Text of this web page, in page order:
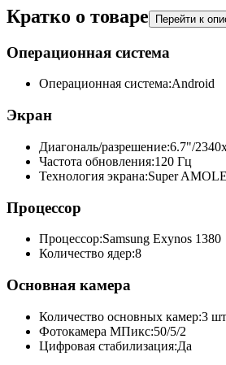
Кратко о товаре Перейти к
Операционная система
Операционная система:Android
Экран
Диагональ/разрешение:6.7"/
Частота обновления:120 Гц
Технология экрана:Super
Процессор
Процессор:Samsung Exynos 1380
Количество ядер:8
Основная камера
Количество основных камер:3 шт
Фотокамера МПикс:50/5/2
Цифровая стабилизация:Да